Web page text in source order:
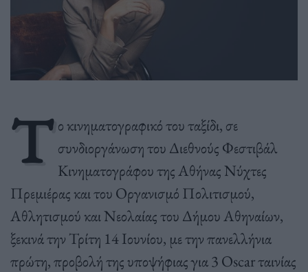
Τ ο κινηματογραφικό του ταξίδι, σε
συνδιοργάνωση του Διεθνούς Φεστιβάλ
Κινηματογράφου της Αθήνας Νύχτες
Πρεμιέρας και του Οργανισμό Πολιτισμού,
Αθλητισμού και Νεολαίας του Δήμου Αθηναίων,
ξεκινά την Τρίτη 14 Ιουνίου, με την πανελλήνια
πρώτη,προβολή της υποψήφιας για 3 Oscar ταινίας